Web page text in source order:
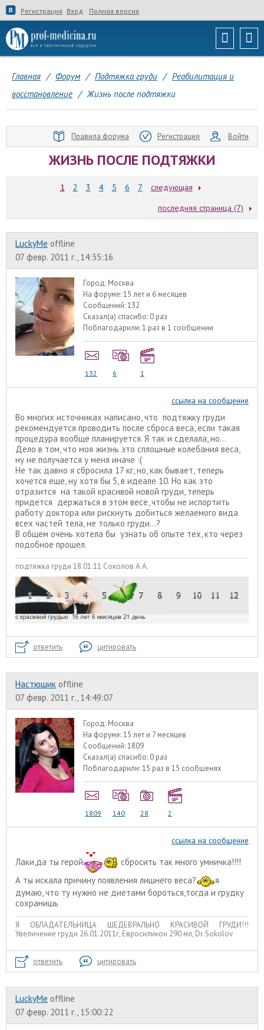
Регистрация Вход Полная версия
Главная / Форум / Подтяжка груди / Реабилитация и
восстановление / Жизнь после подтяжки
Правила форума Регистрация Войти
ЖИЗНЬ ПОСЛЕ ПОДТЯЖКИ
1 2 3 4 5 6 7
следующая
последняя страница (7)
LuckyMe offline
07 февр. 2011 г., 14:35:16
Город: Москва
На форуме:15 лет и 6 месяцев
Сообщений:132
Сказал(а) спасибо: 0 раз
Поблагодарили:1 раз в 1 сообщении
132 6 1
ссылка на сообщение
Во многих источниках написано, что подтяжку груди
рекомендуется проводить после сброса веса, если такая
процедура вообще планируется. Я так и сделала, но...
Дело в том, что моя жизнь это сплошные колебания веса,
ну не получается у меня иначе :(
Не так давно я сбросила 17 кг, но, как бывает, теперь
хочется еще, ну хотя бы 5, в идеале 10. Но как это
отразится на такой красивой новой груди, теперь
придется держаться в этом весе, чтобы не испортить
работу доктора или рискнуть добиться желаемого вида
всех частей тела, не только груди...?
В общем очень хотела бы узнать об опыте тех, кто через
подобное прошел.
подтяжка груди 18.01.11 Соколов А.А.
ответить цитировать
Настюшик offline
07 февр. 2011 г., 14:49:07
Город: Москва
На форуме:15 лет и 7 месяцев
Сообщений:1809
Сказал(а) спасибо: 0 раз
Поблагодарили:15 раз в 15 сообщенях
1809 140 28 2
ссылка на сообщение
Лаки,да ты герой
сбросить так много умничка!!!!
А ты искала причину появления лишнего веса?
я
думаю, что ту нужно не диетами бороться,тогда и грудку
сохранишь
Я ОБЛАДАТЕЛЬНИЦА ШЕДЕВРАЛЬНО КРАСИВОЙ ГРУДИ!!!
Увеличение груди 26.01.2011г, Евросиликон 290 мл, Dr. Sokolov
ответить цитировать
LuckyMe offline
07 февр. 2011 г., 15:00:22